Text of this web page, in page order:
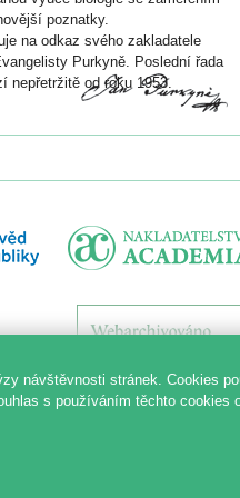
poznatky.
na odkaz svého zakladatele
Purkyně. Poslední řada
nepřetržitě od roku 1953.
návštěvnosti stránek. Cookies
s používáním těchto cookies